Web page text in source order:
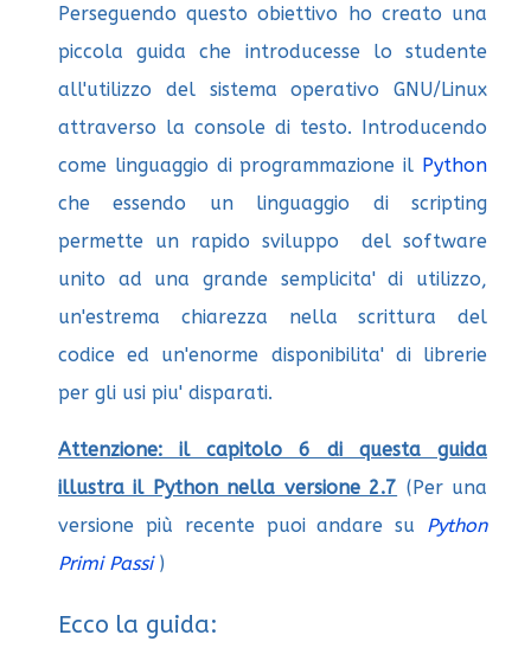
Perseguendo questo obiettivo ho creato una
piccola guida che introducesse lo studente
all'utilizzo del sistema operativo GNU/Linux
attraverso la console di testo. Introducendo
come linguaggio di programmazione il Python
che essendo un linguaggio di scripting
permette un rapido sviluppo del software
unito ad una grande semplicita' di utilizzo,
un'estrema chiarezza nella scrittura del
codice ed un'enorme disponibilita' di librerie
per gli usi piu' disparati.
Attenzione: il capitolo 6 di questa guida
illustra il Python nella versione 2.7 (Per una
versione più recente puoi andare su Python
Primi Passi )
Ecco la guida: